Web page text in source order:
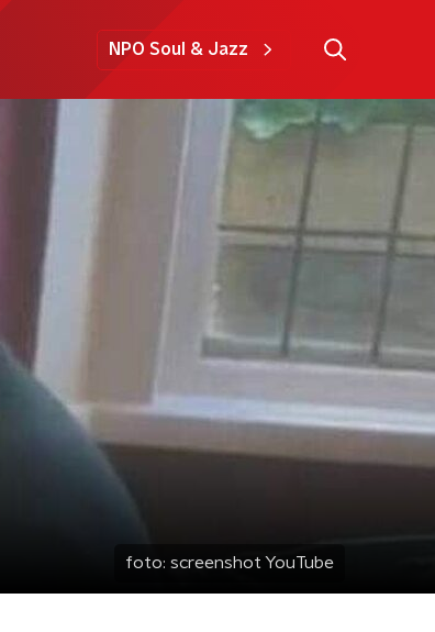
NPO Soul & Jazz
foto: screenshot YouTube